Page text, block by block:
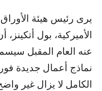
يرى رئيس هيئة
الأميركية، بول
عنه العام المقبل
نماذج أعمال جديدة
الكامل لا يزال غير